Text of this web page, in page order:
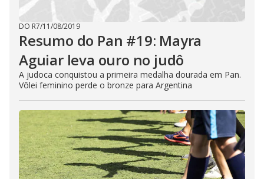
DO R7/11/08/2019
Resumo do Pan #19: Mayra
Aguiar leva ouro no judô
A judoca conquistou a primeira medalha dourada em Pan.
Vôlei feminino perde o bronze para Argentina